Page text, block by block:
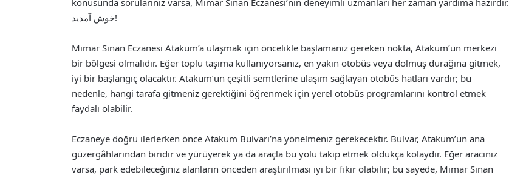
konusunda sorularınız varsa, Mimar Sinan Eczanesi’nin deneyimli uzmanları her zaman yardıma hazırdır.
خوش آمدید!
Mimar Sinan Eczanesi Atakum’a ulaşmak için öncelikle başlamanız gereken nokta, Atakum’un merkezi
bir bölgesi olmalıdır. Eğer toplu taşıma kullanıyorsanız, en yakın otobüs veya dolmuş durağına gitmek,
iyi bir başlangıç olacaktır. Atakum’un çeşitli semtlerine ulaşım sağlayan otobüs hatları vardır; bu
nedenle, hangi tarafa gitmeniz gerektiğini öğrenmek için yerel otobüs programlarını kontrol etmek
faydalı olabilir.
Eczaneye doğru ilerlerken önce Atakum Bulvarı’na yönelmeniz gerekecektir. Bulvar, Atakum’un ana
güzergâhlarından biridir ve yürüyerek ya da araçla bu yolu takip etmek oldukça kolaydır. Eğer aracınız
varsa, park edebileceğiniz alanların önceden araştırılması iyi bir fikir olabilir; bu sayede, Mimar Sinan